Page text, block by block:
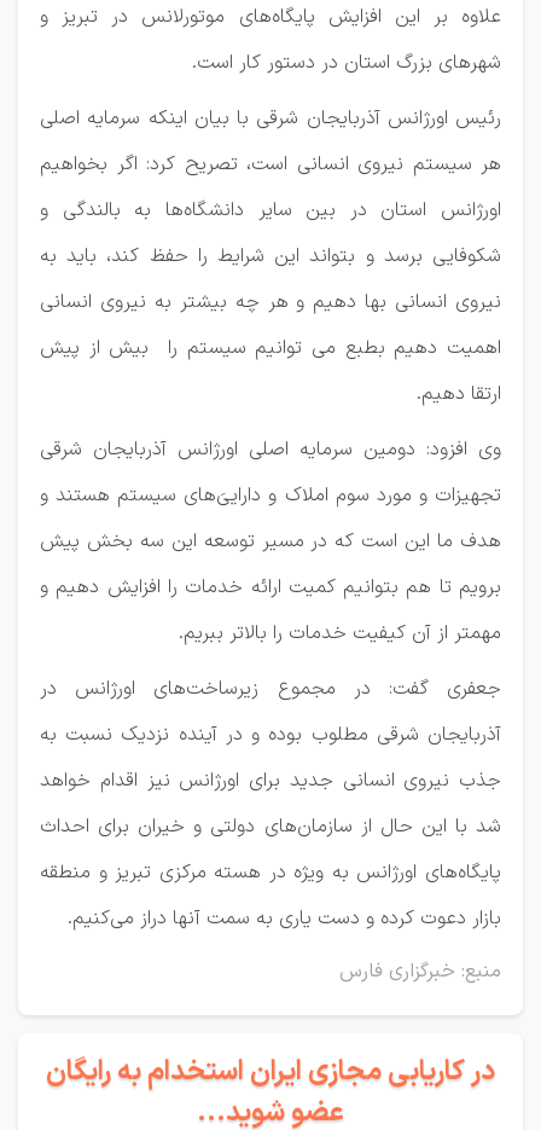
علاوه بر این افزایش پایگاه‌های موتورلانس در تبریز و
شهرهای بزرگ استان در دستور کار است.
رئیس اورژانس آذربایجان شرقی با بیان اینکه سرمایه اصلی
هر سیستم نیروی انسانی است، تصریح کرد: اگر بخواهیم
اورژانس استان در بین سایر دانشگاه‌ها به بالندگی و
شکوفایی برسد و بتواند این شرایط را حفظ کند، باید به
نیروی انسانی بها دهیم و هر چه بیشتر به نیروی انسانی
اهمیت دهیم بطبع می توانیم سیستم را بیش از پیش
ارتقا دهیم.
وی افزود: دومین سرمایه اصلی اورژانس آذربایجان شرقی
تجهیزات و مورد سوم املاک و داراییَ‌های سیستم هستند و
هدف ما این است که در مسیر توسعه این سه بخش پیش
برویم تا هم بتوانیم کمیت ارائه خدمات را افزایش دهیم و
مهمتر از آن کیفیت خدمات را بالاتر ببریم.
جعفری گفت: در مجموع زیرساخت‌های اورژانس در
آذربایجان شرقی مطلوب بوده و در آینده نزدیک نسبت به
جذب نیروی انسانی جدید برای اورژانس نیز اقدام خواهد
شد با این حال از سازمان‌های دولتی و خیران برای احداث
پایگاه‌های اورژانس به ویژه در هسته مرکزی تبریز و منطقه
بازار دعوت کرده و دست یاری به سمت آنها دراز می‌کنیم.
منبع: خبرگزاری فارس
در کاریابی مجازی ایران استخدام به رایگان
عضو شوید...